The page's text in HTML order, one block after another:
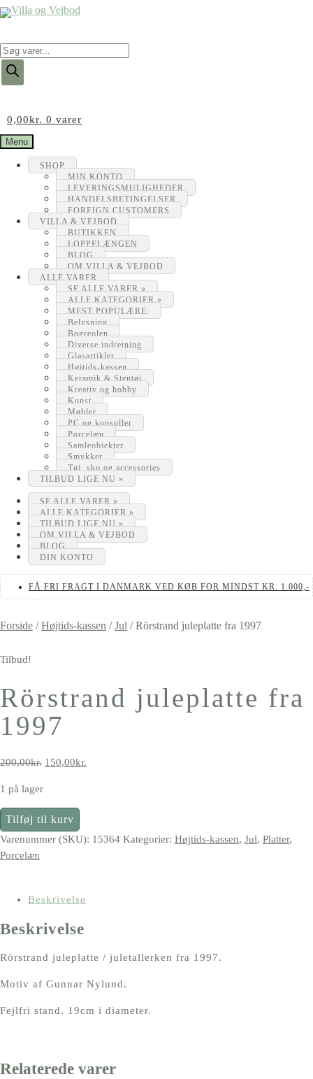
Products
search
0,00kr. 0 varer
Menu
SHOP
MIN KONTO
LEVERINGSMULIGHEDER
HANDELSBETINGELSER
FOREIGN CUSTOMERS
VILLA & VEJBOD
BUTIKKEN
LOPPELÆNGEN
BLOG
OM VILLA & VEJBOD
ALLE VARER
SE ALLE VARER »
ALLE KATEGORIER »
MEST POPULÆRE:
Belysning
Bogreolen
Diverse indretning
Glasartikler
Højtids-kassen
Keramik & Stentøj
Kreativ og hobby
Kunst
Møbler
PC og konsoller
Porcelæn
Samleobjekter
Smykker
Tøj, sko og accessories
TILBUD LIGE NU »
SE ALLE VARER »
ALLE KATEGORIER »
TILBUD LIGE NU »
OM VILLA & VEJBOD
BLOG
DIN KONTO
FÅ FRI FRAGT I DANMARK VED KØB FOR MINDST KR. 1.000,-
Forside /Højtids-kassen /Jul /Rörstrand juleplatte fra 1997
Tilbud!
Rörstrand juleplatte fra
1997
200,00kr. Den
var:
200,00kr..
150,00kr.
1 på lager
Rörstrand
juleplatte
1997
Tilføj til kurv
Varenummer (SKU): 15364 Kategorier: Højtids-kassen, Jul, Platter,
Porcelæn
Beskrivelse
Beskrivelse
Rörstrand juleplatte / juletallerken fra 1997.
Motiv af Gunnar Nylund.
Fejlfri stand. 19cm i diameter.
Relaterede varer